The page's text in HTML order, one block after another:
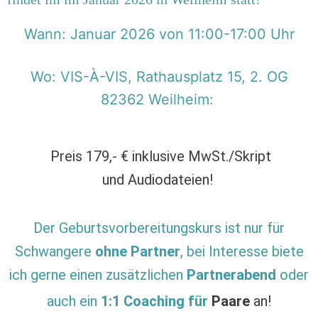
Wann: Januar 2026 von 11:00-17:00 Uhr
Wo: VIS-À-VIS, Rathausplatz 15, 2. OG
82362 Weilheim:
Preis 179,- € inklusive MwSt./Skript
und Audiodateien!
Der Geburtsvorbereitungskurs ist nur für
Schwangere ohne Partner, bei Interesse biete
ich gerne einen zusätzlichen Partnerabend oder
auch ein 1:1 Coaching für Paare an!